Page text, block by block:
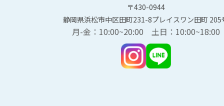
〒430-0944
静岡県浜松市中区田町231-8プレイスワン田町 205
月-金：10:00~20:00 土日：10:00~18:00